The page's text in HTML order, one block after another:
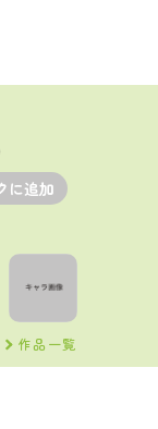
に追加
作品一覧